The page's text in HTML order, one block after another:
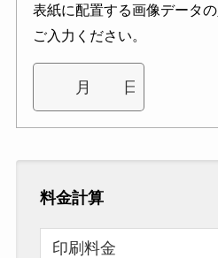
表紙に配置する画像データ
ご入力ください。
料金計算
印刷料金